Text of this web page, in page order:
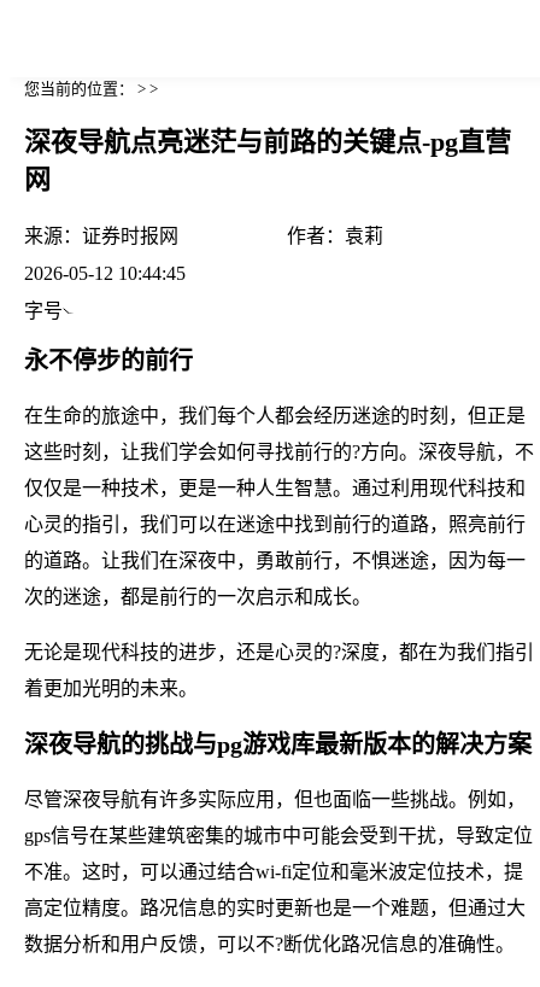
您当前的位置： > >
深夜导航点亮迷茫与前路的关键点-pg直营
网
来源： 证券时报网 作者： 袁莉
2026-05-12 10:44:45
字号
永不停步的前行
在生命的旅途中，我们每个人都会经历迷途的时刻，但正是
这些时刻，让我们学会如何寻找前行的?方向。深夜导航，不
仅仅是一种技术，更是一种人生智慧。通过利用现代科技和
心灵的指引，我们可以在迷途中找到前行的道路，照亮前行
的道路。让我们在深夜中，勇敢前行，不惧迷途，因为每一
次的迷途，都是前行的一次启示和成长。
无论是现代科技的进步，还是心灵的?深度，都在为我们指引
着更加光明的未来。
深夜导航的挑战与pg游戏库最新版本的解决方案
尽管深夜导航有许多实际应用，但也面临一些挑战。例如，
gps信号在某些建筑密集的城市中可能会受到干扰，导致定位
不准。这时，可以通过结合wi-fi定位和毫米波定位技术，提
高定位精度。路况信息的实时更新也是一个难题，但通过大
数据分析和用户反馈，可以不?断优化路况信息的准确性。